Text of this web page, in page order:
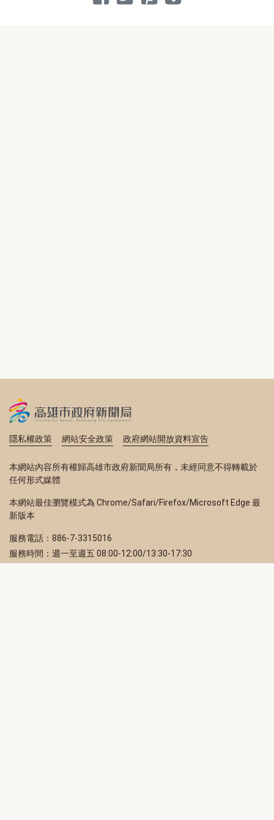
隱私權政策 網站安全政策 政府網站開放資料宣告
本網站內容所有權歸高雄市政府新聞局所有，未經同意不得轉載於
任何形式媒體
本網站最佳瀏覽模式為 Chrome/Safari/Firefox/Microsoft Edge 最
新版本
服務電話：886-7-3315016
服務時間：週一至週五 08:00-12:00/13:30-17:30